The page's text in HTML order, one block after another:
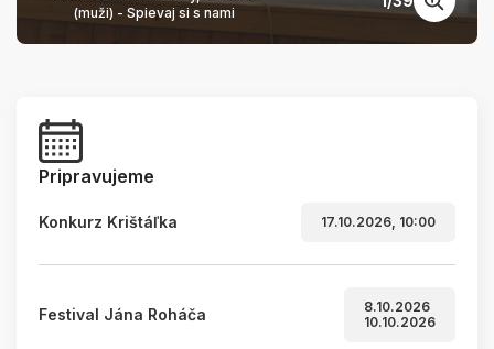
(muži) - Spievaj si s nami
Pripravujeme
Konkurz Krištáľka 17.10.2026, 10:00
Festival Jána Roháča
8.10.2026
10.10.2026